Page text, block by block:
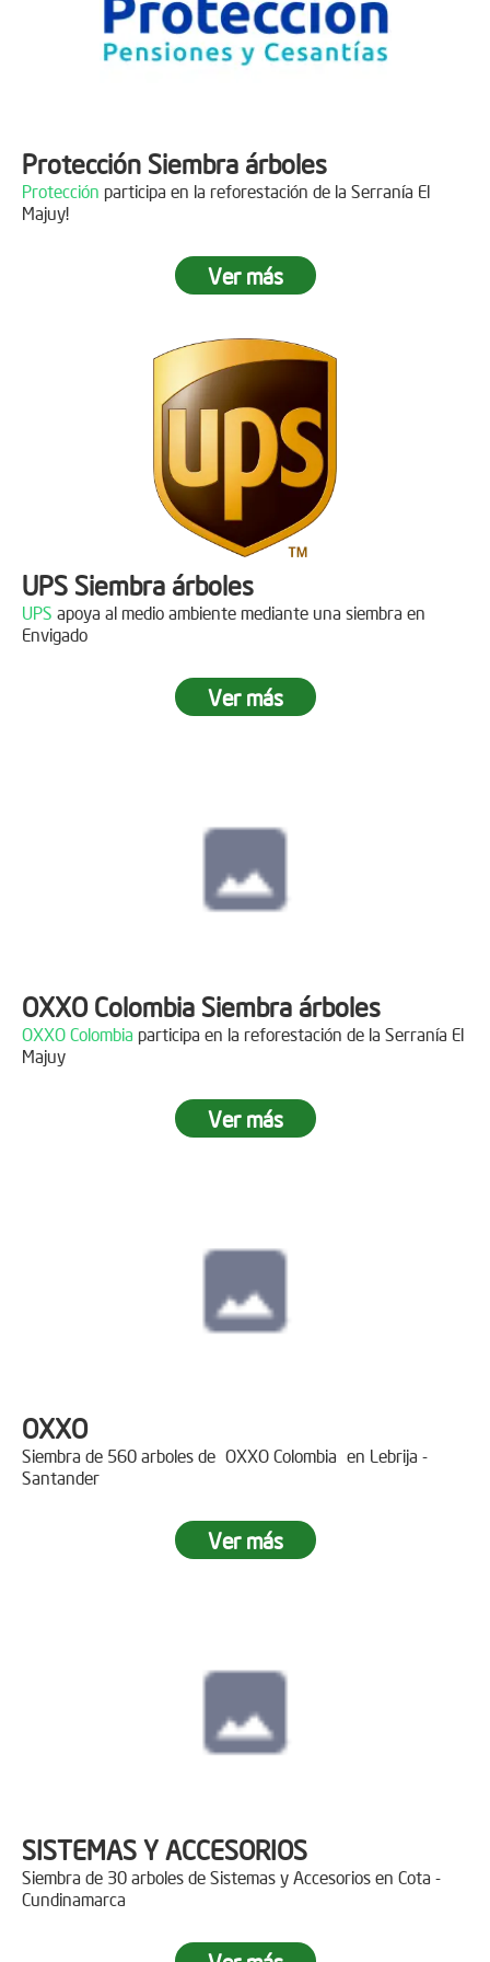
DINISSANpor plantar 400 árboles en el páramo de
Protección Siembra árboles
Protección participa en la reforestación de la Serranía El
Majuy!
Ver más
UPS Siembra árboles
UPS apoya al medio ambiente mediante una siembra en
Envigado
Ver más
OXXO Colombia Siembra árboles
OXXO Colombia participa en la reforestación de la Serranía El
Majuy
Ver más
OXXO
Siembra de 560 arboles de OXXO Colombia en Lebrija -
Santander
Ver más
SISTEMAS Y ACCESORIOS
Siembra de 30 arboles de Sistemas y Accesorios en Cota -
Cundinamarca